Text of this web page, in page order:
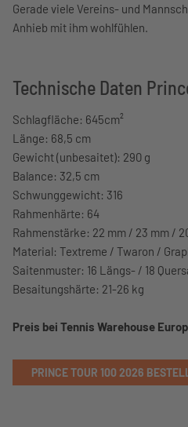
Gerade viele Vereins- und
Anhieb mit ihm wohlfühlen.
Technische Daten
Schlagfläche: 645cm²
Länge: 68,5 cm
Gewicht (unbesaitet): 290 g
Balance: 32,5 cm
Schwunggewicht: 316
Rahmenhärte: 64
Rahmenstärke: 22 mm / 23 mm /
Material: Textreme / Twaron /
Saitenmuster: 16 Längs- / 18
Besaitungshärte: 21-26 kg
Preis bei Tennis Warehouse
PRINCE TOUR 100 2026